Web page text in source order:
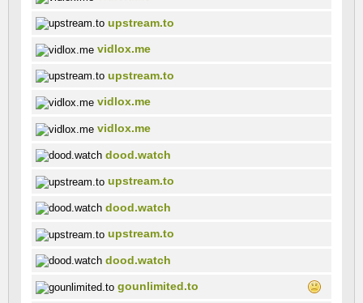
upstream.to
vidlox.me
upstream.to
vidlox.me
vidlox.me
dood.watch
upstream.to
dood.watch
upstream.to
dood.watch
gounlimited.to